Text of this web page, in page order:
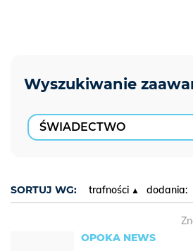
SORTUJ WG: trafności dodania:
OPOKA NEWS